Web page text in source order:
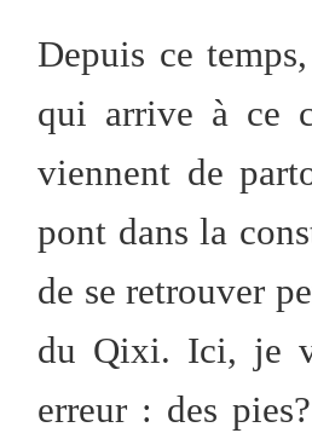
Depuis ce
qui arrive à ce
viennent de
pont dans la
de se retrouver
du Qixi. Ici, je
erreur : des